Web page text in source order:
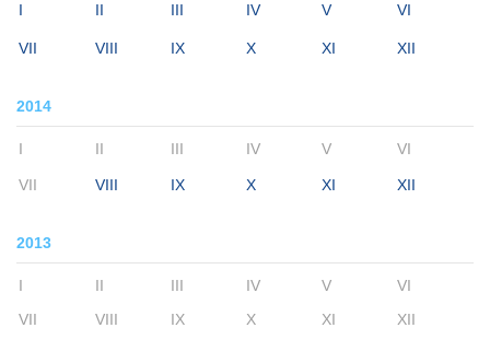
I II III IV V VI
VII VIII IX X XI XII
2014
I II III IV V VI
VII VIII IX X XI XII
2013
I II III IV V
VI
VII
VIII IX X XI XII